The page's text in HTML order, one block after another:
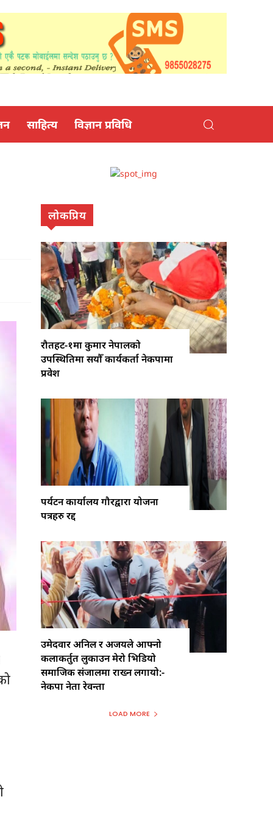
साहित्य विज्ञान प्रविधि
लोकप्रिय
रौतहट-१मा कुमार नेपालको
उपस्थितिमा सयौँ कार्यकर्ता नेकपामा
प्रवेश
पर्यटन कार्यालय गौरद्वारा योजना
पत्रहरु रद्द
उमेदवार अनिल र अजयले आफ्नो
कलाकर्तुत लुकाउन मेरो भिडियो
समाजिक संजालमा राख्न लगायो:-
नेकपा नेता रेवन्ता
LOAD MORE